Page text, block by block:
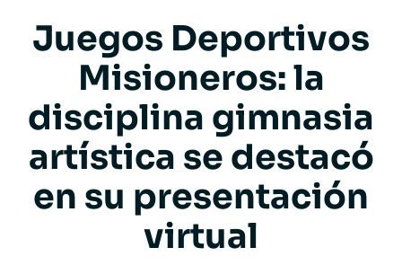
Juegos Deportivos
Misioneros: la
disciplina gimnasia
artística se destacó
en su presentación
virtual